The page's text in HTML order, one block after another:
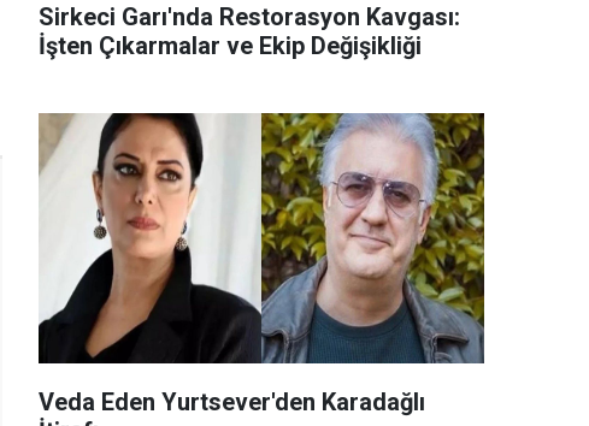
Sirkeci Garı'nda Restorasyon Kavgası:
İşten Çıkarmalar ve Ekip Değişikliği
Veda Eden Yurtsever'den Karadağlı